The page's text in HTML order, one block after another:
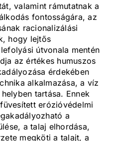
valamint rámutatnak a
fontosságára, az
racionalizálási
hogy lejtős
útvonala mentén
az értékes humuszos
érdekében
alkalmazása, a víz
tartása. Ennek
erózióvédelmi
a
a talaj elhordása,
megköti a talajt, a